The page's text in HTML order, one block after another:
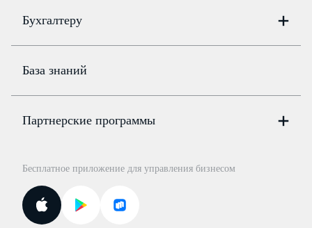
Бухгалтеру
Цены
Бюро
Консультации по учёту и налогам
Курсы повышения квалификации
Госпроверки
Поиск ответа на вопрос
Новости законодательства
База знаний
Партнерские программы
Для самозанятых
Бесплатное приложение для управления бизнесом